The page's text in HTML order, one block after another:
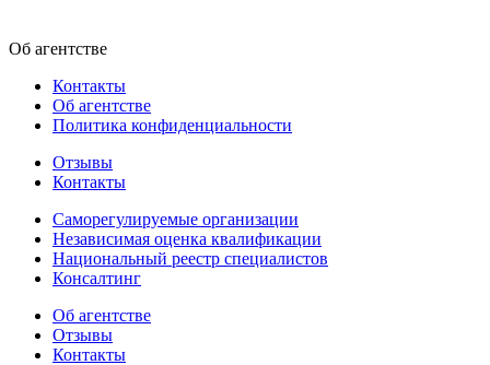
Об агентстве
Контакты
Об агентстве
Политика конфиденциальности
Отзывы
Контакты
Саморегулируемые организации
Независимая оценка квалификации
Национальный реестр специалистов
Консалтинг
Об агентстве
Отзывы
Контакты